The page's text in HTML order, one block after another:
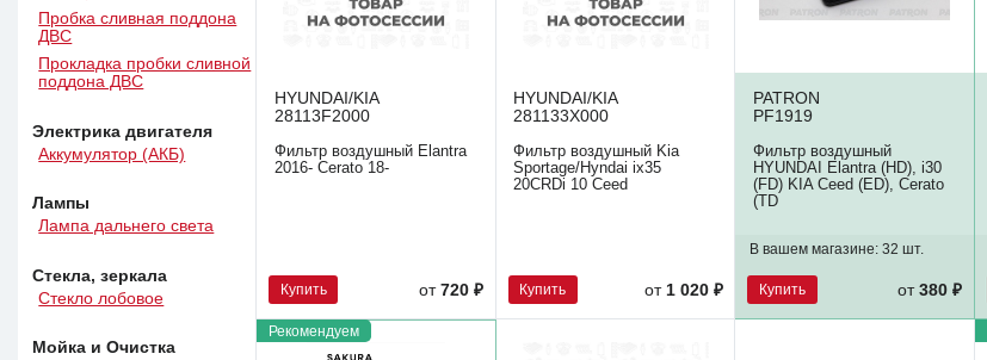
Пробка сливная поддона
ДВС
Прокладка пробки сливной
поддона ДВС
Электрика двигателя
Аккумулятор (АКБ)
Лампы
Лампа дальнего света
Стекла, зеркала
Стекло лобовое
Мойка и Очистка
HYUNDAI/KIA
28113F2000
Фильтр воздушный Elantra
2016- Cerato 18-
Купить от720 ₽
HYUNDAI/KIA
281133X000
Фильтр воздушный Kia
Sportage/Hyndai ix35
20CRDi 10 Ceed
Купить от 1 020 ₽
PATRON
PF1919
Фильтр воздушный
HYUNDAI Elantra (HD), i30
(FD) KIA Ceed (ED), Cerato
(TD
В вашем магазине:32 шт.
Купить от380 ₽
Рекомендуем